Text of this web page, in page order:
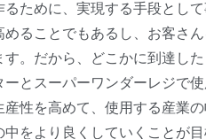
ために、実現する手段とし
ることでもあるし、お客さ
。だから、どこかに到達し
ーとスーパーワンダーレジで
産性を高めて、使用する産
をより良くしていくことが目